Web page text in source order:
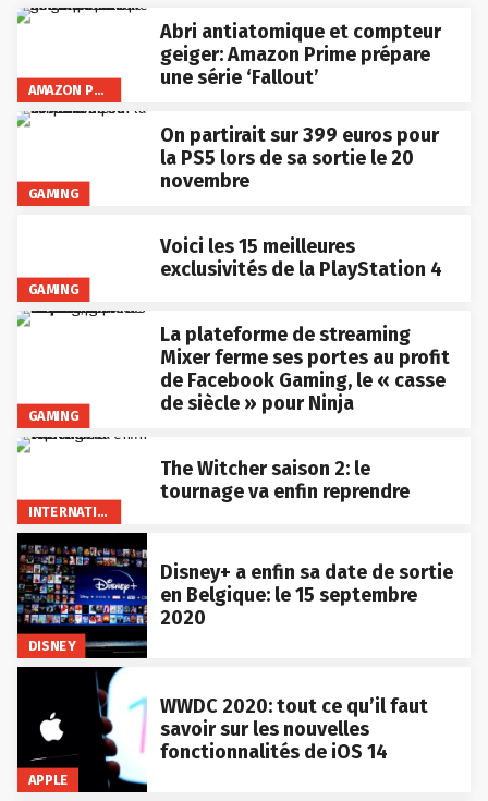
AMAZON PRIME VIDEO
Abri antiatomique et compteur
geiger: Amazon Prime prépare
une série ‘Fallout’
GAMING
On partirait sur 399 euros pour
la PS5 lors de sa sortie le 20
novembre
GAMING
Voici les 15 meilleures
exclusivités de la PlayStation 4
GAMING
La plateforme de streaming
Mixer ferme ses portes au profit
de Facebook Gaming, le « casse
de siècle » pour Ninja
INTERNATIONAL
The Witcher saison 2: le
tournage va enfin reprendre
DISNEY
Disney+ a enfin sa date de sortie
en Belgique: le 15 septembre
2020
APPLE
WWDC 2020: tout ce qu’il faut
savoir sur les nouvelles
fonctionnalités de iOS 14